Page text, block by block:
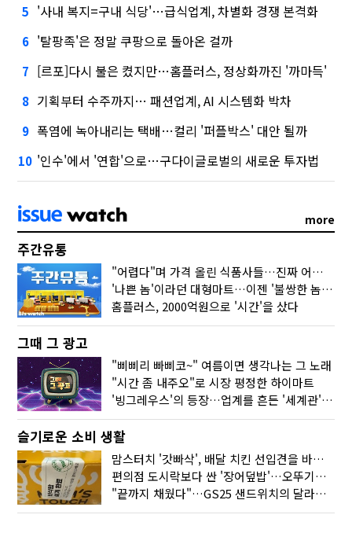
5 '사내 복지=구내 식당'…급식업계, 차별화 경쟁 본격화
6 '탈팡족'은 정말 쿠팡으로 돌아온 걸까
7 [르포]다시 불은 켰지만…홈플러스, 정상화까진 '까마득'
8 기획부터 수주까지… 패션업계, AI 시스템화 박차
9 폭염에 녹아내리는 택배…컬리 '퍼플박스' 대안 될까
10 '인수'에서 '연합'으로…구다이글로벌의 새로운 투자법
more
주간유통
"어렵다"며 가격 올린 식품사들…진짜 어려운 거 맞아?
'나쁜 놈'이라던 대형마트…이젠 '불쌍한 놈' 됐다
홈플러스, 2000억원으로 '시간'을 샀다
그때 그 광고
"삐삐리 빠삐코~" 여름이면 생각나는 그 노래
"시간 좀 내주오"로 시장 평정한 하이마트
'빙그레우스'의 등장…업계를 흔든 '세계관' 마케팅
슬기로운 소비 생활
맘스터치 '갓빠삭', 배달 치킨 선입견을 바꿨다
편의점 도시락보다 싼 '장어덮밥'…오뚜기가 해냈다
"끝까지 채웠다"…GS25 샌드위치의 달라진 '속'사정